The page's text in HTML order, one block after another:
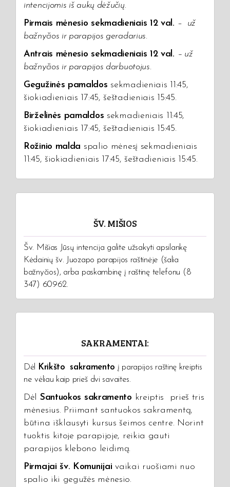
intencijomis iš aukų dėžučių.
Pirmais mėnesio sekmadieniais 12 val. –
už
bažnyčios ir parapijos geradarius.
Antrais mėnesio sekmadieniais 12 val. – už
bažnyčios ir parapijos darbuotojus.
Gegužinės pamaldos sekmadieniais 11:45,
šiokiadieniais 17:45, šeštadieniais 15:45.
Birželinės pamaldos sekmadieniais 11:45,
šiokiadieniais 17:45, šeštadieniais 15:45.
Rožinio malda spalio mėnesį sekmadieniais
11:45, šiokiadieniais 17:45, šeštadieniais 15:45.
ŠV. MIŠIOS
Šv. Mišias Jūsų intencija galite užsakyti apsilankę
Kėdainių šv. Juozapo parapijos raštinėje (šalia
bažnyčios), arba paskambinę į raštinę telefonu (8
347) 60962.
SAKRAMENTAI:
Dėl Krikšto sakramento į parapijos raštinę kreiptis
ne vėliau kaip prieš dvi savaites.
Dėl Santuokos sakramento kreiptis prieš tris
mėnesius. Priimant santuokos sakramentą,
būtina išklausyti kursus šeimos centre. Norint
tuoktis kitoje parapijoje, reikia gauti
parapijos klebono leidimą.
Pirmajai šv. Komunijai vaikai ruošiami nuo
spalio iki gegužės mėnesio.